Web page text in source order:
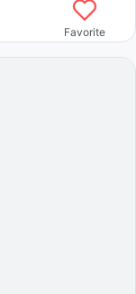
Favorite